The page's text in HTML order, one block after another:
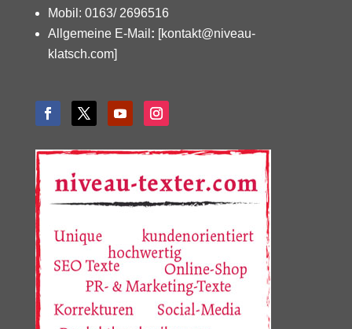
Mobil: 0163/ 2696516
Allgemeine E-Mail : [kontakt@niveau-
klatsch.com]